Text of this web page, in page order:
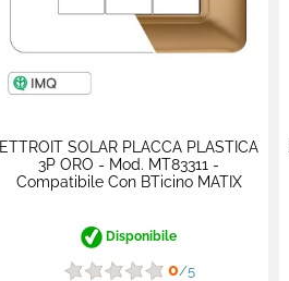
ETTROIT SOLAR PLACCA PLASTICA
3P ORO - Mod. MT83311 -
Compatibile Con BTicino MATIX
Disponibile
0/5